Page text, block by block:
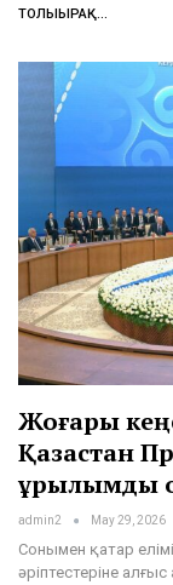
ТОЛЫҒЫРАҚ...
Жоғары
Қазақстан
құрылымды
admin2 May 29, 2026
Сонымен қатар
әріптестеріне